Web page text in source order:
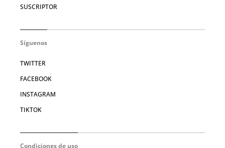
SUSCRIPTOR
Síguenos
TWITTER
FACEBOOK
INSTAGRAM
TIKTOK
Condiciones de uso